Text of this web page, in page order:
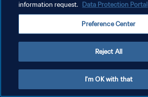
NUTZUNGSBEDINGUNGEN
COOKIE-EINSTELLUNGEN VERWALTEN
information request. Data Protection Portal
Preference Center
Reject All
I'm OK with that